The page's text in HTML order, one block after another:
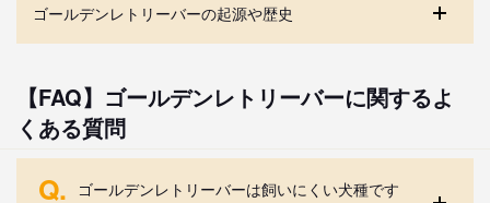
ゴールデンレトリーバーの起源や歴史
【FAQ】ゴールデンレトリーバーに関するよ
くある質問
Q.
ゴールデンレトリーバーは飼いにくい犬種です